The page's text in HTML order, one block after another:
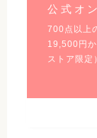
公式オ
700点以上
19,500 円
ストア限定